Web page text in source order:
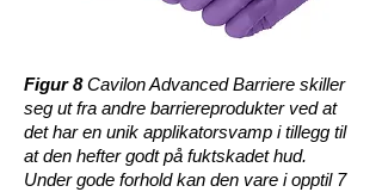
Figur 8Cavilon Advanced Barriere skiller
seg ut fra andre barriereprodukter ved at
det har en unik applikatorsvamp i tillegg til
at den hefter godt på fuktskadet hud.
Under gode forhold kan den vare i opptil 7